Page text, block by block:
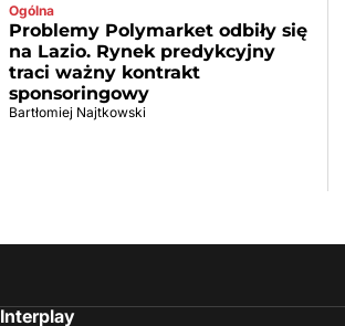
Ogólna
Problemy Polymarket odbiły się
na Lazio. Rynek predykcyjny
traci ważny kontrakt
sponsoringowy
Bartłomiej Najtkowski
Interplay